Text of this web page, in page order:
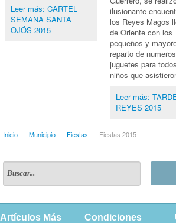
Leer más: CARTEL
SEMANA SANTA
OJÓS 2015
ilusionante
los Reyes Magos
de Oriente con los
pequeños y
reparto de
juguetes para
niños que
Leer más:
REYES 2015
Inicio Municipio Fiestas Fiestas 2015
Artículos Más
Condiciones